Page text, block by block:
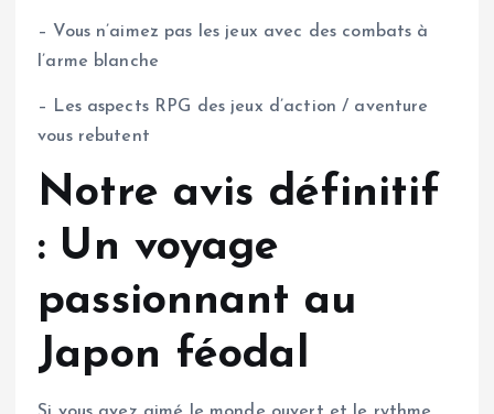
– Vous n’aimez pas les jeux avec des combats à
l’arme blanche
– Les aspects RPG des jeux d’action / aventure
vous rebutent
Notre avis définitif
: Un voyage
passionnant au
Japon féodal